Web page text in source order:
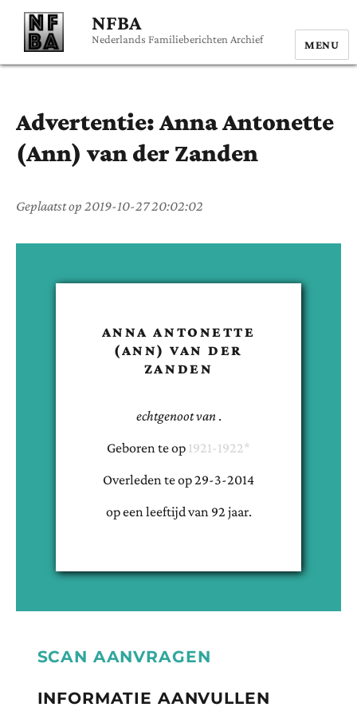
NFBA
Nederlands Familieberichten Archief MENU
Advertentie: Anna Antonette
(Ann) van der Zanden
Geplaatst op 2019-10-27 20:02:02
ANNA ANTONETTE
(ANN) VAN DER
ZANDEN
echtgenoot van .
Geboren teop 1921-1922*
Overleden teop29-3-2014
op een leeftijd van 92 jaar.
SCAN AANVRAGEN
INFORMATIE AANVULLEN